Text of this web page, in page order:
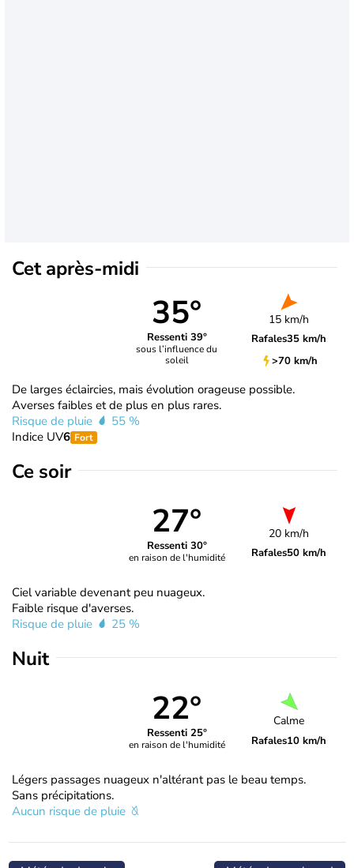
Cet après-midi
35°
Ressenti 39°
sous l’influence du
soleil
15 km/h
Rafales35 km/h
>70 km/h
De larges éclaircies, mais évolution orageuse possible.
Averses faibles et de plus en plus rares.
Risque de pluie
55 %
Indice UV6 Fort
Ce soir
27°
Ressenti 30°
en raison de l'humidité
20 km/h
Rafales50 km/h
Ciel variable devenant peu nuageux.
Faible risque d'averses.
Risque de pluie
25 %
Nuit
22°
Ressenti 25°
en raison de l'humidité
Calme
Rafales10 km/h
Légers passages nuageux n'altérant pas le beau temps.
Sans précipitations.
Aucun risque de pluie